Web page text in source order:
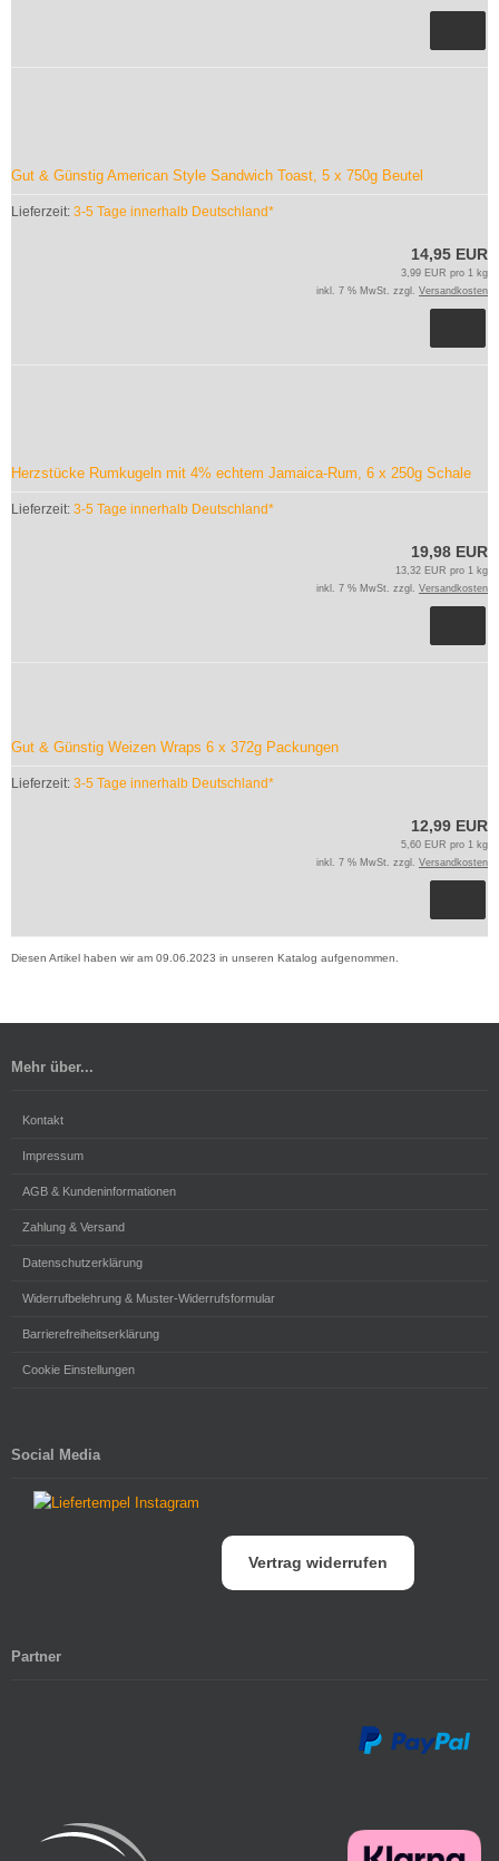
Gut & Günstig American Style Sandwich Toast, 5 x 750g Beutel
Lieferzeit: 3-5 Tage innerhalb Deutschland*
14,95 EUR
3,99 EUR pro 1 kg
inkl. 7 % MwSt. zzgl. Versandkosten
Herzstücke Rumkugeln mit 4% echtem Jamaica-Rum, 6 x 250g Schale
Lieferzeit: 3-5 Tage innerhalb Deutschland*
19,98 EUR
13,32 EUR pro 1 kg
inkl. 7 % MwSt. zzgl. Versandkosten
Gut & Günstig Weizen Wraps 6 x 372g Packungen
Lieferzeit: 3-5 Tage innerhalb Deutschland*
12,99 EUR
5,60 EUR pro 1 kg
inkl. 7 % MwSt. zzgl. Versandkosten
Diesen Artikel haben wir am 09.06.2023 in unseren Katalog aufgenommen.
Mehr über...
Kontakt
Impressum
AGB & Kundeninformationen
Zahlung & Versand
Datenschutzerklärung
Widerrufbelehrung & Muster-Widerrufsformular
Barrierefreiheitserklärung
Cookie Einstellungen
Social Media
Vertrag widerrufen
Partner